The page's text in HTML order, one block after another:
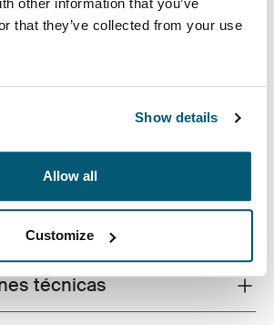
that they’ve collected from your use
Show details
Allow all
Customize
portátil delgado para
features
techspec
técnicas